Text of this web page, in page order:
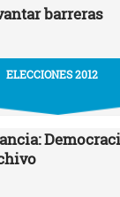
barreras
ELECCIONES 2012